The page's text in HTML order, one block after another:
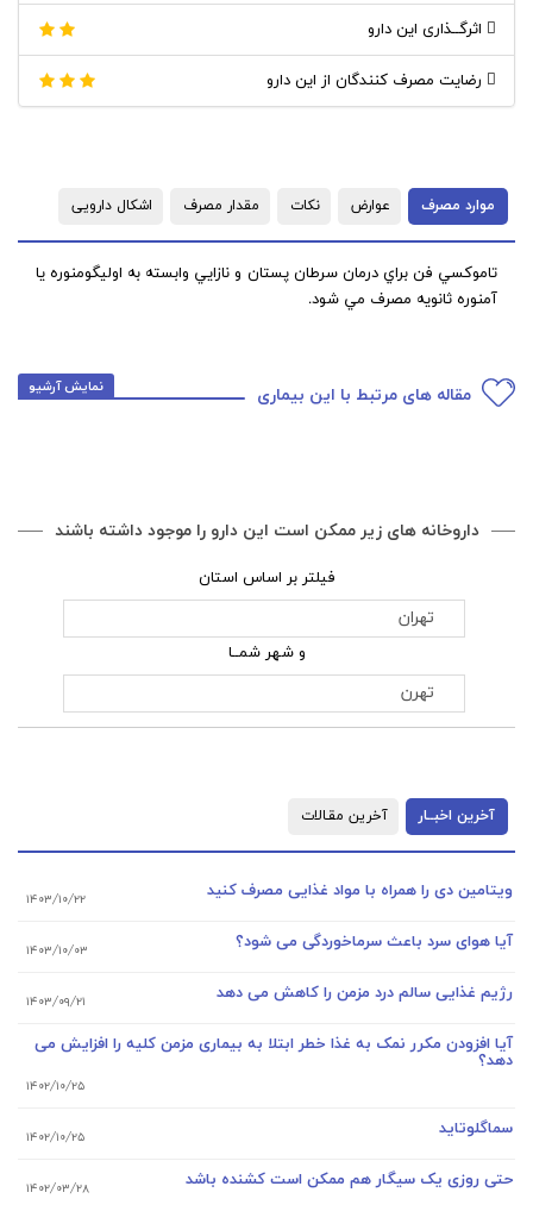
اثرگــذاری این دارو
رضایت مصرف کنندگان از این دارو
موارد مصرف عوارض نکات مقدار مصرف اشکال دارویی
تاموکسي فن براي درمان سرطان پستان و نازايي وابسته به اوليگومنوره يا
آمنوره ثانويه مصرف مي شود.
مقاله های مرتبط با این بیماری نمایش آرشیو
داروخانه های زیر ممکن است این دارو را موجود داشته باشند
فیلتر بر اساس استان
و شهر شمــا
آخرین اخبــار آخرین مقـالات
ویتامین دی را همراه با مواد غذایی مصرف کنید ۱۴۰۳/۱۰/۲۲
آیا هوای سرد باعث سرماخوردگی می شود؟ ۱۴۰۳/۱۰/۰۳
رژیم غذایی سالم درد مزمن را کاهش می دهد ۱۴۰۳/۰۹/۲۱
آیا افزودن مکرر نمک به غذا خطر ابتلا به بیماری مزمن کلیه را افزایش می
دهد؟
۱۴۰۲/۱۰/۲۵
سماگلوتاید ۱۴۰۲/۱۰/۲۵
حتی روزی یک سیگار هم ممکن است کشنده باشد ۱۴۰۲/۰۳/۲۸